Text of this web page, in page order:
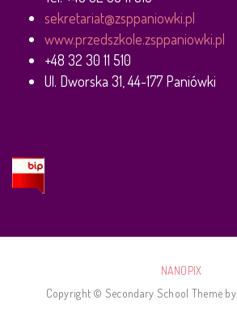
sekretariat@zsppaniowki.pl
www.przedszkole.zsppaniowki.pl
+48 32 30 11 510
Ul. Dworska 31, 44-177 Paniówki
NANOPIX
Copyright © Secondary School Theme by